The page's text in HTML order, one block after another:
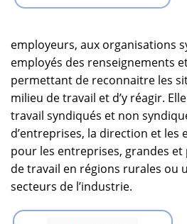
employeurs, aux organisations
employés des renseignements
permettant de reconnaitre les
milieu de travail et d’y réagir.
travail syndiqués et non
d’entreprises, la direction et les
pour les entreprises, grandes
de travail en régions rurales ou
secteurs de l’industrie.